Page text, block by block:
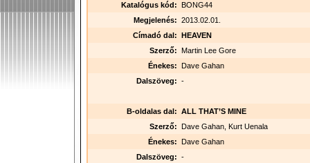
Katalógus kód: BONG44
Megjelenés: 2013.02.01.
Címadó dal: HEAVEN
Szerző: Martin Lee Gore
Énekes: Dave Gahan
Dalszöveg: -
B-oldalas dal: ALL THAT’S MINE
Szerző: Dave Gahan, Kurt Uenala
Énekes: Dave Gahan
Dalszöveg: -